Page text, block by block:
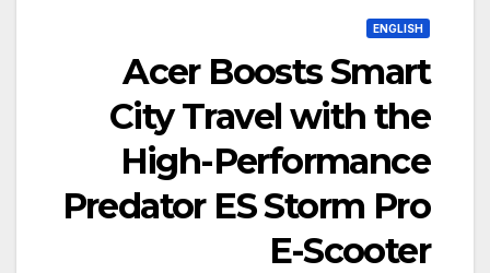
ENGLISH
Acer Boosts Smart
City Travel with the
High-Performance
Predator ES Storm Pro
E-Scooter